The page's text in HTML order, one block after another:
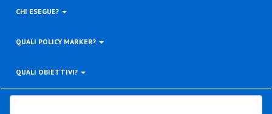
CHI ESEGUE?
QUALI POLICY MARKER?
QUALI OBIETTIVI?